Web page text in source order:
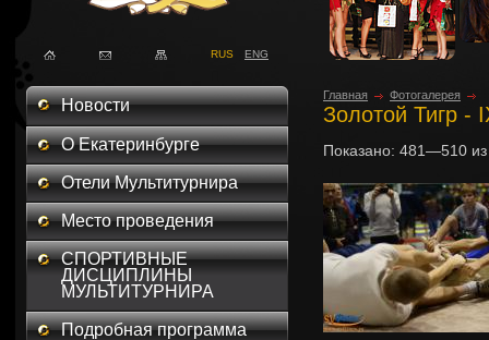
RUS ENG
Новости
О Екатеринбурге
Отели Мультитурнира
Место проведения
СПОРТИВНЫЕ
ДИСЦИПЛИНЫ
МУЛЬТИТУРНИРА
Подробная программа
Главная Фотогалерея
Золотой Тигр -
Показано: 481—510